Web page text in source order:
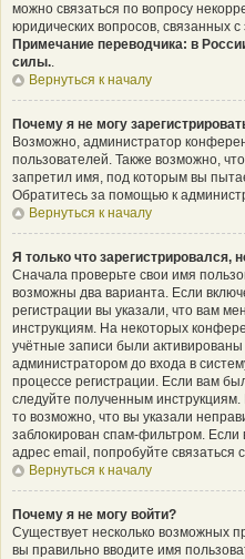
можно связаться по вопросу
юридических вопросов, связанных
Примечание переводчика: в
силы..
Вернуться к началу
Почему я не могу
Возможно, администратор
пользователей. Также возможно,
запретил имя, под которым вы
Обратитесь за помощью к
Вернуться к началу
Я только что зарегистрировался,
Сначала проверьте свои имя
возможны два варианта. Если
регистрации вы указали, что вам
инструкциям. На некоторых
учётные записи были
администратором до входа в
процессе регистрации. Если вам
следуйте полученным
то возможно, что вы указали
заблокирован спам-фильтром.
адрес email, попробуйте связаться
Вернуться к началу
Почему я не могу войти?
Существует несколько возможных
вы правильно вводите имя